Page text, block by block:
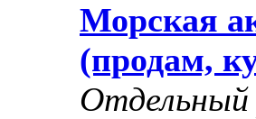
Морская
(продам,
Отдельный